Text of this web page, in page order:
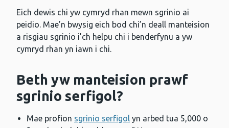
Eich dewis chi yw cymryd rhan mewn sgrinio ai
peidio. Mae’n bwysig eich bod chi’n deall manteision
a risgiau sgrinio i’ch helpu chi i benderfynu a yw
cymryd rhan yn iawn i chi.
Beth yw manteision prawf
sgrinio serfigol?
Mae profion sgrinio serfigol yn arbed tua 5,000 o